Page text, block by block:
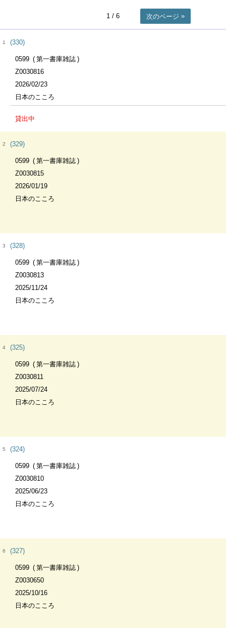
1 / 6 次のページ
1 (330)
0599
第一書庫雑誌
Z0030816
2026/02/23
日本のこころ
貸出中
2 (329)
0599
第一書庫雑誌
Z0030815
2026/01/19
日本のこころ
3 (328)
0599
第一書庫雑誌
Z0030813
2025/11/24
日本のこころ
4 (325)
0599
第一書庫雑誌
Z0030811
2025/07/24
日本のこころ
5 (324)
0599
第一書庫雑誌
Z0030810
2025/06/23
日本のこころ
6 (327)
0599
第一書庫雑誌
Z0030650
2025/10/16
日本のこころ